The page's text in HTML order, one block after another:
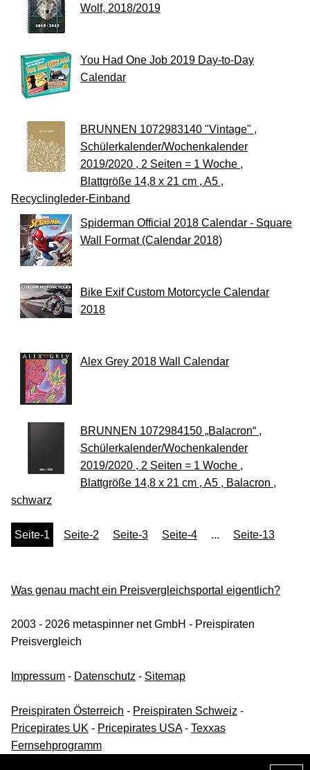
Wolf, 2018/2019
You Had One Job 2019 Day-to-Day
Calendar
BRUNNEN 1072983140 "Vintage" ,
Schülerkalender/Wochenkalender
2019/2020 , 2 Seiten = 1 Woche ,
Blattgröße 14,8 x 21 cm , A5 ,
Recyclingleder-Einband
Spiderman Official 2018 Calendar - Square
Wall Format (Calendar 2018)
Bike Exif Custom Motorcycle Calendar
2018
Alex Grey 2018 Wall Calendar
BRUNNEN 1072984150 „Balacron“ ,
Schülerkalender/Wochenkalender
2019/2020 , 2 Seiten = 1 Woche ,
Blattgröße 14,8 x 21 cm , A5 , Balacron ,
schwarz
Seite-1 Seite-2 Seite-3 Seite-4 ... Seite-13
Was genau macht ein Preisvergleichsportal eigentlich?
2003 - 2026 metaspinner net GmbH - Preispiraten
Preisvergleich
Impressum - Datenschutz - Sitemap
Preispiraten Österreich - Preispiraten Schweiz -
Pricepirates UK - Pricepirates USA- Texxas
Fernsehprogramm